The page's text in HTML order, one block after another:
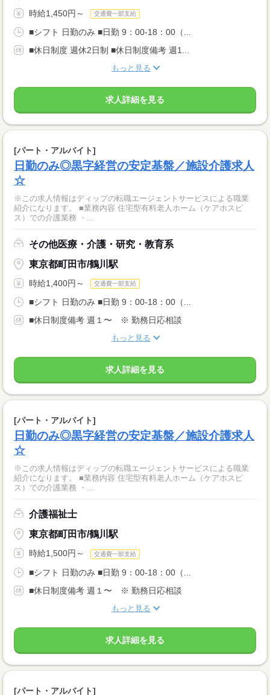
時給1,450円～ 交通費一部支給
■シフト 日勤のみ ■日勤 9：00-18：00（...
■休日制度 週休2日制 ■休日制度備考 週1...
もっと見る
求人詳細を見る
[パート・アルバイト]
日勤のみ◎黒字経営の安定基盤／施設介護求人
☆
※この求人情報はディップの転職エージェントサービスによる職業
紹介になります。 ■業務内容 住宅型有料老人ホーム（ケアホスピ
ス）での介護業務 ・...
その他医療・介護・研究・教育系
東京都町田市/鶴川駅
時給1,400円～ 交通費一部支給
■シフト 日勤のみ ■日勤 9：00-18：00（...
■休日制度備考 週１〜 ※ 勤務日応相談
もっと見る
求人詳細を見る
[パート・アルバイト]
日勤のみ◎黒字経営の安定基盤／施設介護求人
☆
※この求人情報はディップの転職エージェントサービスによる職業
紹介になります。 ■業務内容 住宅型有料老人ホーム（ケアホスピ
ス）での介護業務 ・...
介護福祉士
東京都町田市/鶴川駅
時給1,500円～ 交通費一部支給
■シフト 日勤のみ ■日勤 9：00-18：00（...
■休日制度備考 週１〜 ※ 勤務日応相談
もっと見る
求人詳細を見る
[パート・アルバイト]